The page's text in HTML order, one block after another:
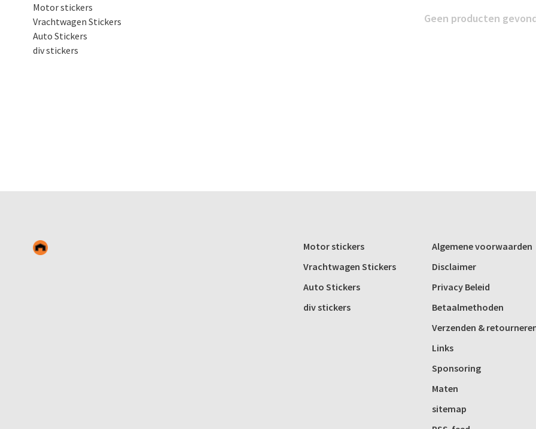
Motor stickers
Vrachtwagen Stickers
Auto Stickers
div stickers
Geen producten
Motor stickers
Vrachtwagen Stickers
Auto Stickers
div stickers
Algemene voorwaarden
Disclaimer
Privacy Beleid
Betaalmethoden
Verzenden &
Links
Sponsoring
Maten
sitemap